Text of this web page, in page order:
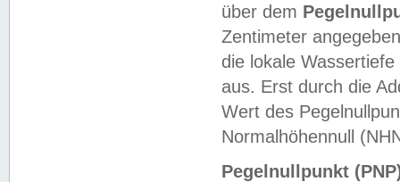
über dem
Zentimeter
die lokale
aus. Erst durch die
Wert des
Normalhöhennull
Pegelnullpunkt